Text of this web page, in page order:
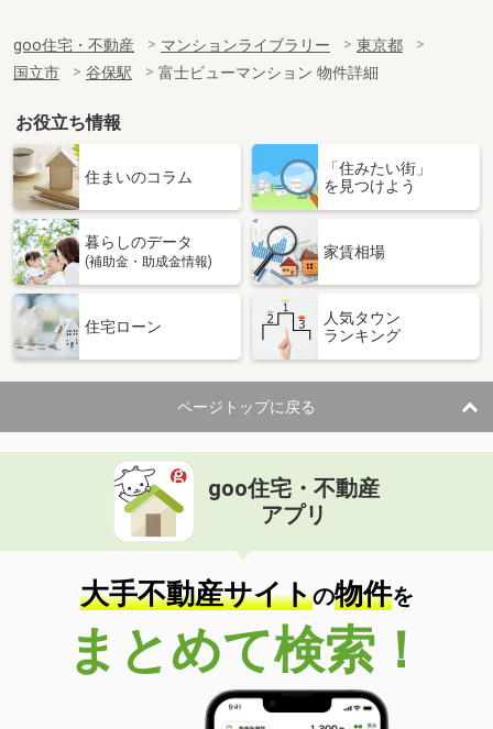
goo住宅・不動産 マンションライブラリー
東京都
国立市
谷保駅 富士ビューマンション 物件詳細
お役立ち情報
住まいのコラム
「住みたい街」
を見つけよう
暮らしのデータ
(補助金・助成金情報)
家賃相場
住宅ローン
人気タウン
ランキング
ページトップに戻る
goo住宅・不動産
アプリ
大手不動産サイトの物件を
まとめて検索！